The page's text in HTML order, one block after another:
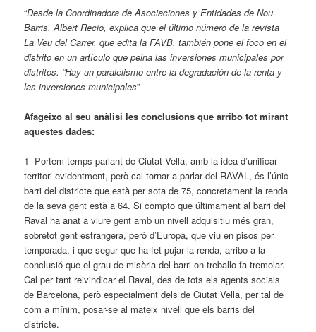
“Desde la Coordinadora de Asociaciones y Entidades de Nou
Barris, Albert Recio, explica que el último número de la revista
La Veu del Carrer, que edita la FAVB, también pone el foco en el
distrito en un artículo que peina las inversiones municipales por
distritos. “Hay un paralelismo entre la degradación de la renta y
las inversiones municipales”
Afageixo al seu anàlisi les conclusions que arribo tot mirant
aquestes dades:
1- Portem temps parlant de Ciutat Vella, amb la idea d’unificar
territori evidentment, però cal tornar a parlar del RAVAL, és l’únic
barri del districte que està per sota de 75, concretament la renda
de la seva gent està a 64. Si compto que últimament al barri del
Raval ha anat a viure gent amb un nivell adquisitiu més gran,
sobretot gent estrangera, però d’Europa, que viu en pisos per
temporada, i que segur que ha fet pujar la renda, arribo a la
conclusió que el grau de misèria del barri on treballo fa tremolar.
Cal per tant reivindicar el Raval, des de tots els agents socials
de Barcelona, però especialment dels de Ciutat Vella, per tal de
com a mínim, posar-se al mateix nivell que els barris del
districte.